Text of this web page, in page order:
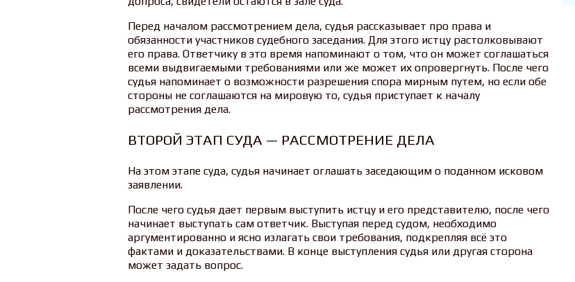
Перед началом рассмотрением дела, судья рассказывает про права и
обязанности участников судебного заседания. Для этого истцу растолковывают
его права. Ответчику в это время напоминают о том, что он может соглашаться
всеми выдвигаемыми требованиями или же может их опровергнуть. После чего
судья напоминает о возможности разрешения спора мирным путем, но если обе
стороны не соглашаются на мировую то, судья приступает к началу
рассмотрения дела.
ВТОРОЙ ЭТАП СУДА — РАССМОТРЕНИЕ ДЕЛА
На этом этапе суда, судья начинает оглашать заседающим о поданном исковом
заявлении.
После чего судья дает первым выступить истцу и его представителю, после чего
начинает выступать сам ответчик. Выступая перед судом, необходимо
аргументированно и ясно излагать свои требования, подкрепляя всё это
фактами и доказательствами. В конце выступления судья или другая сторона
может задать вопрос.